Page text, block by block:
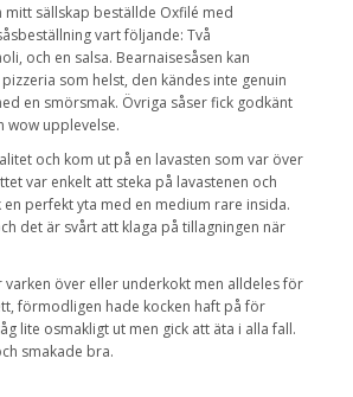
mitt sällskap beställde Oxfilé med
vart följande: Två
och en salsa. Bearnaisesåsen kan
som helst, den kändes inte genuin
en smörsmak. Övriga såser fick godkänt
wow upplevelse.
och kom ut på en lavasten som var över
var enkelt att steka på lavastenen och
perfekt yta med en medium rare insida.
det är svårt att klaga på tillagningen när
varken över eller underkokt men alldeles för
förmodligen hade kocken haft på för
lite osmakligt ut men gick att äta i alla fall.
smakade bra.